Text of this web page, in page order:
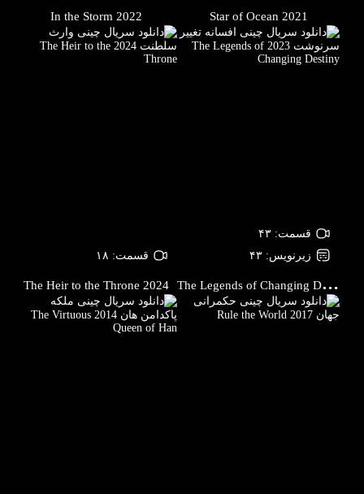
Star of Ocean 2021
In the Storm 2022
قسمت: ۴۳
زیرنویس: ۴۳
T
he Legends of Changing Destiny
قسمت: ۱۸
The Heir to the Throne 2024